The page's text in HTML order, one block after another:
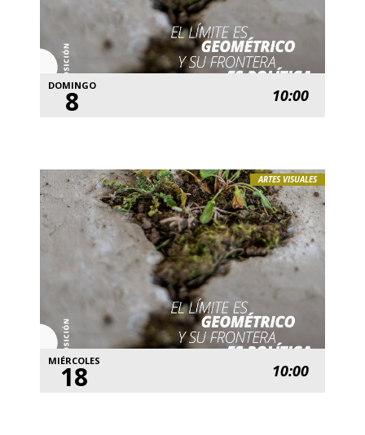
DOMINGO
8 10:00
ARTES VISUALES
MIÉRCOLES
18 10:00